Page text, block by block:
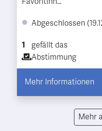
Abgeschlossen
1
gefällt das
Abstimmung
Mehr Informationen
Mehr